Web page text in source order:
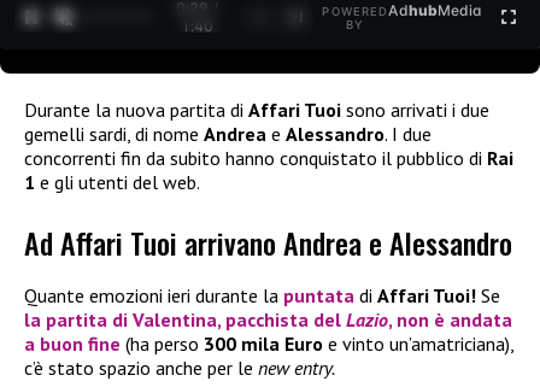
0:30 /
1:40
POWERED
BY
AdhubMedia
Durante la nuova partita di Affari Tuoi sono arrivati i due
gemelli sardi, di nome Andrea e Alessandro. I due
concorrenti fin da subito hanno conquistato il pubblico di Rai
1 e gli utenti del web.
Ad Affari Tuoi arrivano Andrea e Alessandro
Quante emozioni ieri durante la puntata di Affari Tuoi! Se
la partita di Valentina, pacchista del Lazio, non è andata
a buon fine (ha perso 300 mila Euro e vinto un’amatriciana),
c’è stato spazio anche per le new entry.